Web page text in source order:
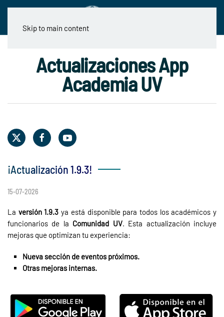
Skip to main content
Actualizaciones App
Academia UV
¡Actualización 1.9.3!
15-07-2026
La versión 1.9.3 ya está disponible para todos los académicos y
funcionarios de la Comunidad UV. Esta actualización incluye
mejoras que optimizan tu experiencia:
Nueva sección de eventos próximos.
Otras mejoras internas.